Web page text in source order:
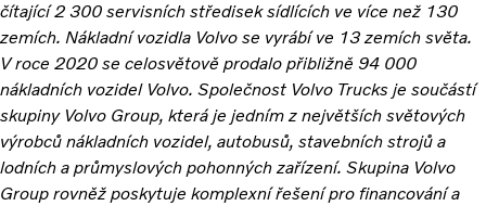
čítající 2 300 servisních středisek sídlících ve více než 130
zemích. Nákladní vozidla Volvo se vyrábí ve 13 zemích světa.
V roce 2020 se celosvětově prodalo přibližně 94 000
nákladních vozidel Volvo. Společnost Volvo Trucks je součástí
skupiny Volvo Group, která je jedním z největších světových
výrobců nákladních vozidel, autobusů, stavebních strojů a
lodních a průmyslových pohonných zařízení. Skupina Volvo
Group rovněž poskytuje komplexní řešení pro financování a